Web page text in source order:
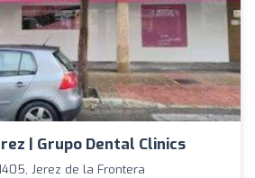
| Grupo Dental Clinics
Jerez de la Frontera